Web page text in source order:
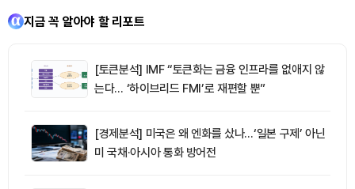
지금 꼭 알아야 할 리포트
[토큰분석] IMF “토큰화는 금융 인프라를 없애지 않
는다… ‘하이브리드 FMI’로 재편할 뿐”
[경제분석] 미국은 왜 엔화를 샀나…‘일본 구제’ 아닌
미 국채·아시아 통화 방어전